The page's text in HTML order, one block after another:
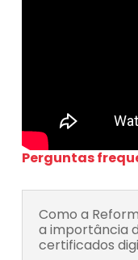
Perguntas
Como a
a importância
certificados